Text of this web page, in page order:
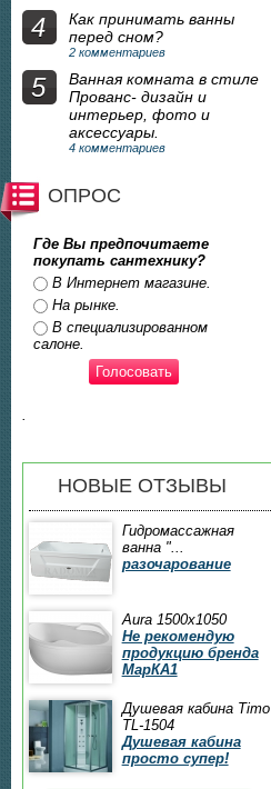
4
Как принимать ванны
перед сном?
2 комментариев
5
Ванная комната в стиле
Прованс- дизайн и
интерьер, фото и
аксессуары.
4 комментариев
ОПРОС
Где Вы предпочитаете
покупать сантехнику?
Ответы
В Интернет магазине.
На рынке.
В специализированном
салоне.
НОВЫЕ ОТЗЫВЫ
Гидромассажная
ванна "...
разочарование
Aura 1500x1050
Не рекомендую
продукцию бренда
МарКА1
Душевая кабина Timo
TL-1504
Душевая кабина
просто супер!